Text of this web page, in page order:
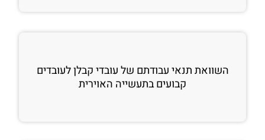
השוואת תנאי עבודתם של עובדי קבלן לעובדים
קבועים בתעשייה האוירית